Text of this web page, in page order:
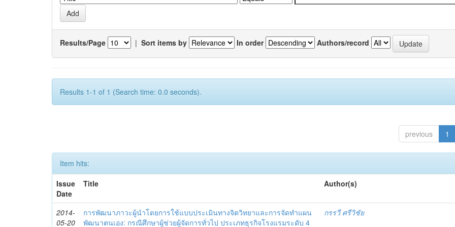
Results/Page | Sort items by In order Authors/record
Results 1-1 of 1 (Search time: 0.0 seconds).
previous 1
Item hits:
Issue
Date
Title Author(s)
2014-
05-20
การพัฒนาภาวะผู้นำโดยการใช้แบบประเมินทางจิตวิทยาและการจัดทำแผน
พัฒนาตนเอง: กรณีศึกษาผู้ช่วยผู้จัดการทั่วไป ประเภทธุรกิจโรงแรมระดับ 4
กรรวี ศรีวิชัย